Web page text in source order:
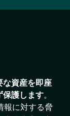
な資産を即座
保護します。
報に対する脅